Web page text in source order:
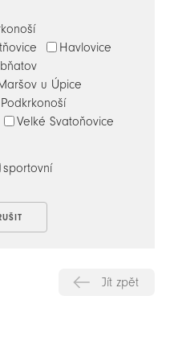
Havlovice
u Úpice
Velké Svatoňovice
sportovní
Jít zpět